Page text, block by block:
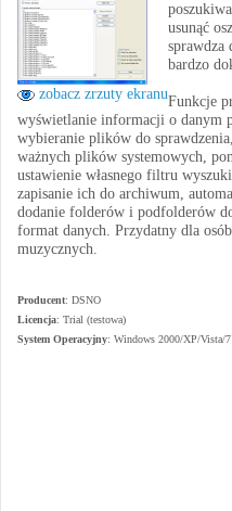
zobacz zrzuty ekranu
usunąć
sprawdza
bardzo
Funkcje
wyświetlanie informacji o danym
wybieranie plików do
ważnych plików systemowych,
ustawienie własnego filtru
zapisanie ich do archiwum,
dodanie folderów i podfolderów
format danych. Przydatny dla
muzycznych.
Producent: DSNO
Licencja: Trial (testowa)
System Operacyjny: Windows 2000/XP/Vista/7